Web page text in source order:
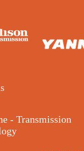
- Transmission